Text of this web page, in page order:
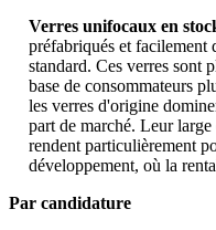
Verres unifocaux en
préfabriqués et facilement
standard. Ces verres sont
base de consommateurs
les verres d'origine
part de marché. Leur
rendent particulièrement
développement, où la
Par candidature